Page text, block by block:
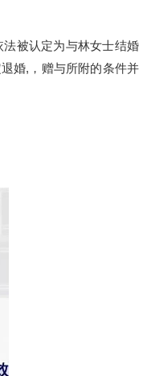
被认定为与林女士结婚
婚,，赠与所附的条件并